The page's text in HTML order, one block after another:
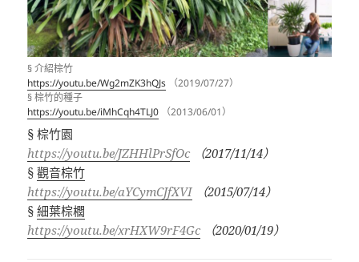
§ 介紹棕竹
https://youtu.be/Wg2mZK3hQJs （2019/07/27）
§ 棕竹的種子
https://youtu.be/iMhCqh4TLJ0 （2013/06/01）
§ 棕竹園
https://youtu.be/JZHHlPrSfOc
（2017/11/14）
§觀音棕竹
https://youtu.be/aYCymCJfXVI
（2015/07/14）
§細葉棕櫚
https://youtu.be/xrHXW9rF4Gc
（2020/01/19）